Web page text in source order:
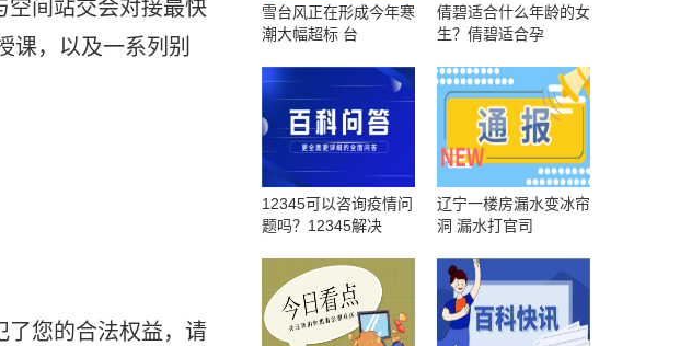
空间站交会对接最快
课，以及一系列别
了您的合法权益，请
雪台风正在形成今年寒
潮大幅超标 台
倩碧适合什么年龄的女
生？倩碧适合孕
12345可以咨询疫情问
题吗？12345解决
辽宁一楼房漏水变冰帘
洞 漏水打官司